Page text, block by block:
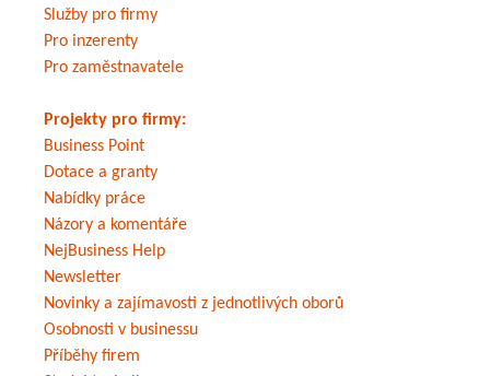
Služby pro firmy
Pro inzerenty
Pro zaměstnavatele
Projekty pro firmy:
Business Point
Dotace a granty
Nabídky práce
Názory a komentáře
NejBusiness Help
Newsletter
Novinky a zajímavosti z jednotlivých oborů
Osobnosti v businessu
Příběhy firem